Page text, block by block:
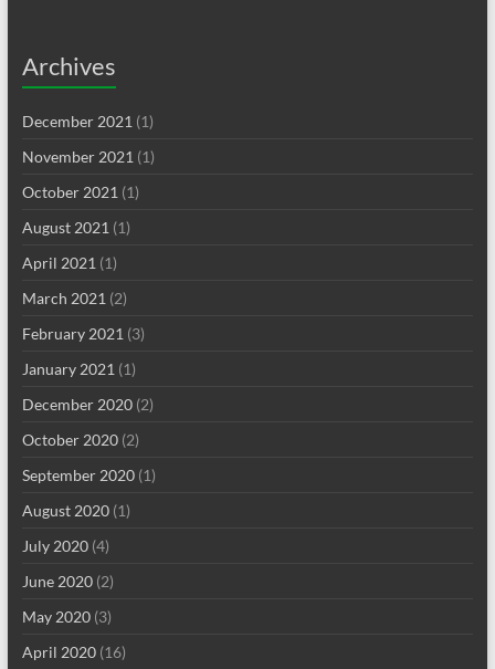
Archives
December 2021 (1)
November 2021 (1)
October 2021 (1)
August 2021 (1)
April 2021 (1)
March 2021 (2)
February 2021 (3)
January 2021 (1)
December 2020(2)
October 2020(2)
September 2020(1)
August 2020(1)
July 2020(4)
June 2020(2)
May 2020(3)
April 2020(16)